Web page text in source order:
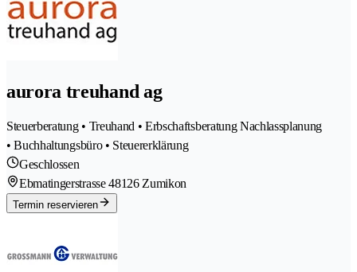
aurora treuhand ag
Steuerberatung • Treuhand • Erbschaftsberatung Nachlassplanung
• Buchhaltungsbüro • Steuererklärung
Geschlossen
Ebmatingerstrasse 48126 Zumikon
Termin reservieren